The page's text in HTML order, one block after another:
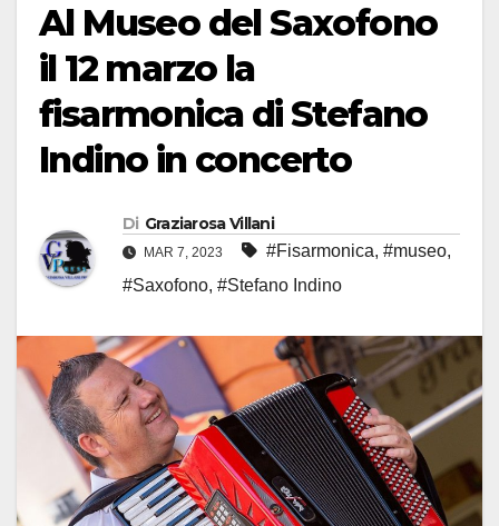
Al Museo del Saxofono
il 12 marzo la
fisarmonica di Stefano
Indino in concerto
Di Graziarosa Villani
MAR 7, 2023 #Fisarmonica, #museo,
#Saxofono, #Stefano Indino